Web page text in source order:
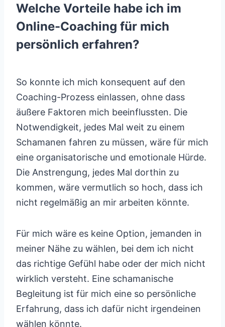
Welche Vorteile habe ich im
Online-Coaching für mich
persönlich erfahren?
So konnte ich mich konsequent auf den
Coaching-Prozess einlassen, ohne dass
äußere Faktoren mich beeinflussten. Die
Notwendigkeit, jedes Mal weit zu einem
Schamanen fahren zu müssen, wäre für mich
eine organisatorische und emotionale Hürde.
Die Anstrengung, jedes Mal dorthin zu
kommen, wäre vermutlich so hoch, dass ich
nicht regelmäßig an mir arbeiten könnte.
Für mich wäre es keine Option, jemanden in
meiner Nähe zu wählen, bei dem ich nicht
das richtige Gefühl habe oder der mich nicht
wirklich versteht. Eine schamanische
Begleitung ist für mich eine so persönliche
Erfahrung, dass ich dafür nicht irgendeinen
wählen könnte.